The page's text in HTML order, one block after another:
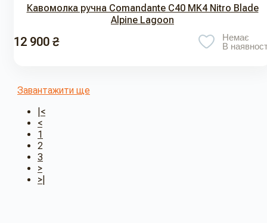
Кавомолка ручна Comandante С40 MK4 Nitro Blade
Alpine Lagoon
12 900 ₴
Немає
В
Завантажити ще
|<
<
1
2
3
>
>|